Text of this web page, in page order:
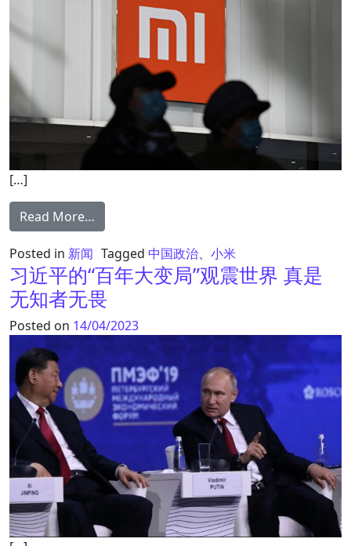
[…]
Read More…
Posted in 新闻 Tagged 中国政治、 小米
习近平的“百年大变局”观震世界 真是
无知者无畏
Posted on 14/04/2023